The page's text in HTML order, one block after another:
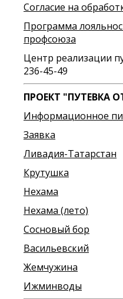
Согласие на
Программа
профсоюза
Центр реализации
236-45-49
ПРОЕКТ "ПУТЕВКА
Информационное
Заявка
Ливадия-Татарстан
Крутушка
Нехама
Нехама (лето)
Сосновый бор
Васильевский
Жемчужина
Ижминводы